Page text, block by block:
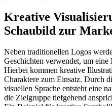
Kreative
Schaubild zur
Neben traditionellen Logos
Geschichten verwendet, um
Hierbei kommen kreative
Charaktere zum Einsatz. Durch
visuellen Sprache entsteht eine
die Zielgruppe tiefgehend